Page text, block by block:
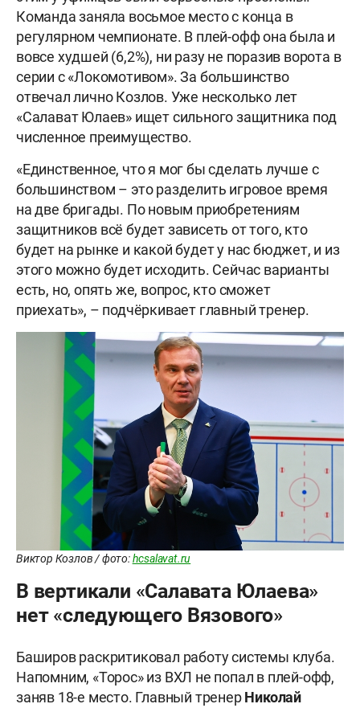
Команда заняла восьмое место с конца в
регулярном чемпионате. В плей-офф она была и
вовсе худшей (6,2%), ни разу не поразив ворота в
серии с «Локомотивом». За большинство
отвечал лично Козлов. Уже несколько лет
«Салават Юлаев» ищет сильного защитника под
численное преимущество.
«Единственное, что я мог бы сделать лучше с
большинством – это разделить игровое время
на две бригады. По новым приобретениям
защитников всё будет зависеть от того, кто
будет на рынке и какой будет у нас бюджет, и из
этого можно будет исходить. Сейчас варианты
есть, но, опять же, вопрос, кто сможет
приехать», – подчёркивает главный тренер.
Виктор Козлов / фото:hcsalavat.ru
В вертикали «Салавата Юлаева»
нет «следующего Вязового»
Баширов раскритиковал работу системы клуба.
Напомним, «Торос» из ВХЛ не попал в плей-офф,
заняв 18-е место. Главный тренерНиколай